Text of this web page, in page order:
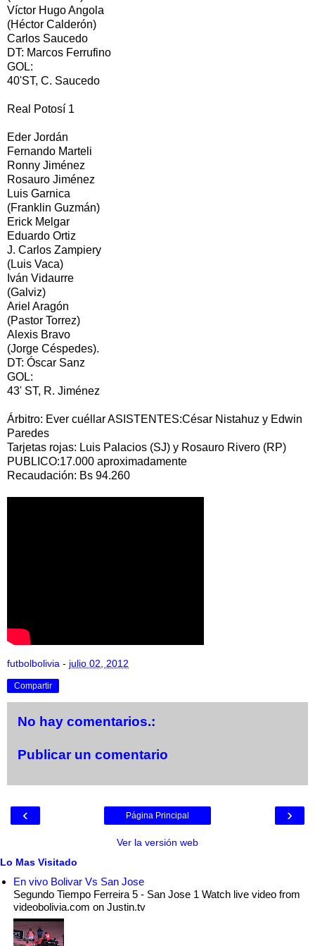
Víctor Hugo Angola
(Héctor Calderón)
Carlos Saucedo
DT: Marcos Ferrufino
GOL:
40'ST, C. Saucedo
Real Potosí 1
Eder Jordán
Fernando Marteli
Ronny Jiménez
Rosauro Jiménez
Luis Garnica
(Franklin Guzmán)
Erick Melgar
Eduardo Ortiz
J. Carlos Zampiery
(Luis Vaca)
Iván Vidaurre
(Galviz)
Ariel Aragón
(Pastor Torrez)
Alexis Bravo
(Jorge Céspedes).
DT: Óscar Sanz
GOL:
43' ST, R. Jiménez
Árbitro: Ever cuéllar ASISTENTES:César Nistahuz y Edwin
Paredes
Tarjetas rojas: Luis Palacios (SJ) y Rosauro Rivero (RP)
PUBLICO:17.000 aproximadamente
Recaudación: Bs 94.260
futbolbolivia - julio 02, 2012
Compartir
No hay comentarios.:
Publicar un comentario
‹ ›
Página Principal
Ver la versión web
Lo Mas Visitado
En vivo Bolivar Vs San Jose
Segundo Tiempo Ferreira 5 - San Jose 1 Watch live video from
videobolivia.com on Justin.tv